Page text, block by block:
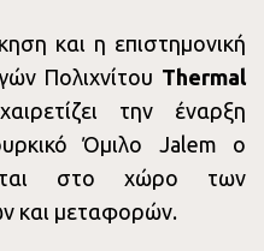
&
και η επιστημονική
Πολιχνίτου Thermal
την έναρξη
Όμιλο Jalem ο
στο χώρο των
και μεταφορών.